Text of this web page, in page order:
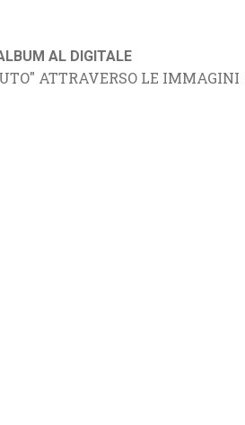
AL DIGITALE
ATTRAVERSO LE IMMAGINI